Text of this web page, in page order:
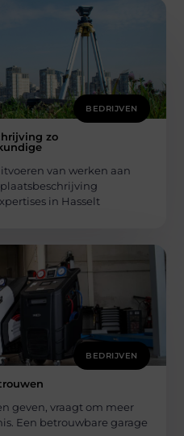
BEDRIJVEN
zo
van werken aan
in Hasselt
BEDRIJVEN
geven, vraagt om meer
Een betrouwbare garage